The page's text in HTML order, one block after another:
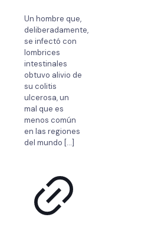
Un hombre que,
deliberadamente,
se infectó con
lombrices
intestinales
obtuvo alivio de
su colitis
ulcerosa, un
mal que es
menos común
en las regiones
del mundo […]